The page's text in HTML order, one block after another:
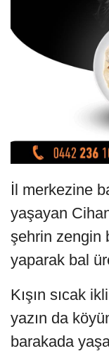
İl merkezine
yaşayan
şehrin zengin
yaparak bal
Kışın sıcak
yazın da
barakada